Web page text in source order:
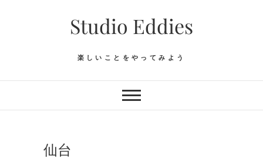
Studio Eddies
楽しいことをやってみよう
仙台